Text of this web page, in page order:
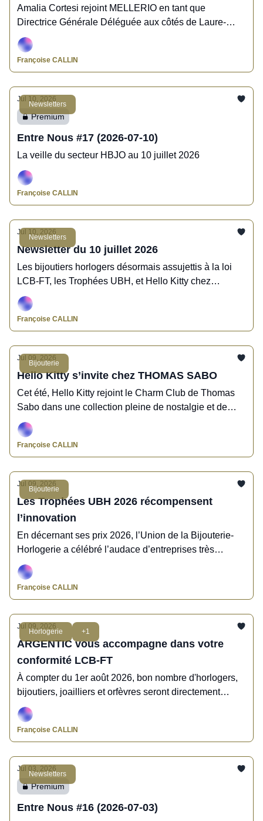
Amalia Cortesi rejoint MELLERIO en tant que
Directrice Générale Déléguée aux côtés de Laure-
Isabelle Mellerio, Présidente et Directrice Artistique de
la Maison.
Françoise CALLIN
Newsletters
Jul 10, 2026
Premium
Entre Nous #17 (2026-07-10)
La veille du secteur HBJO au 10 juillet 2026
Françoise CALLIN
Newsletters
Jul 10, 2026
Newsletter du 10 juillet 2026
Les bijoutiers horlogers désormais assujettis à la loi
LCB-FT, les Trophées UBH, et Hello Kitty chez
Thomas Sabo : une semaine placée sous le signe du
changement et de l’innovation !
Françoise CALLIN
Bijouterie
Jul 09, 2026
Hello Kitty s’invite chez THOMAS SABO
Cet été, Hello Kitty rejoint le Charm Club de Thomas
Sabo dans une collection pleine de nostalgie et de
fantaisie.
Françoise CALLIN
Bijouterie
Jul 09, 2026
Les Trophées UBH 2026 récompensent
l’innovation
En décernant ses prix 2026, l’Union de la Bijouterie-
Horlogerie a célébré l’audace d’entreprises très
innovantes.
Françoise CALLIN
Horlogerie +1
Jul 09, 2026
ARGENTIC vous accompagne dans votre
conformité LCB-FT
À compter du 1er août 2026, bon nombre d'horlogers,
bijoutiers, joailliers et orfèvres seront directement
assujettis à la loi relative à la lutte contre le
blanchiment et le financement du terrorisme,
ARGENTIC est LA solution pour vous mettre en
Françoise CALLIN
Newsletters
Jul 03, 2026
Premium
Entre Nous #16 (2026-07-03)